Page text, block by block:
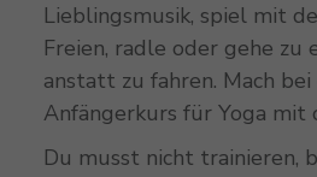
Lieblingsmusik, spiel mit
Freien, radle oder gehe zu
anstatt zu fahren. Mach bei
Anfängerkurs für Yoga mit
Du musst nicht trainieren,